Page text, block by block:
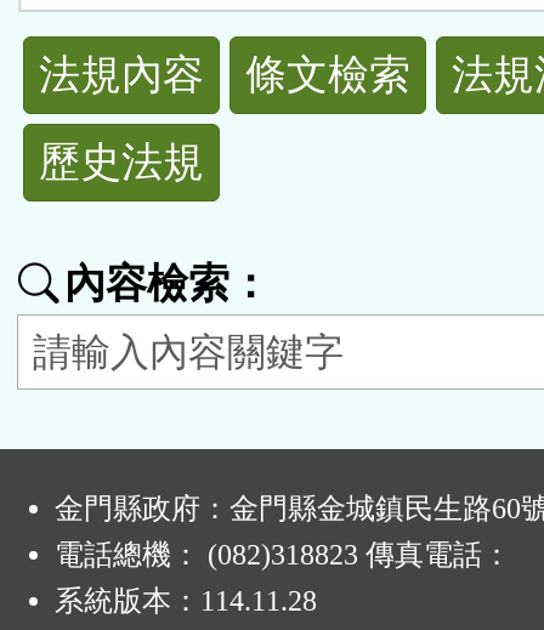
法
規
功
按
鈕
法規內容 條文檢索
法
歷史法規
內容檢索：
金門縣政府：金門縣金城鎮民生路60
電話總機： (082)318823 傳真電話：
系統版本： 114.11.28